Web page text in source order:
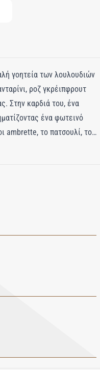
γοητεία των λουλουδιών
ροζ γκρέιπφρουτ
Στην καρδιά του, ένα
ένα φωτεινό
ambrette, το πατσουλί, το
Το Rosa Limone
των αντιθέτων και